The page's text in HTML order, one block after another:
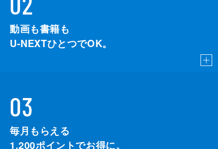
動画も書籍も
U-NEXTひとつでOK。
03
毎月もらえる
1,200ポイントでお得に。